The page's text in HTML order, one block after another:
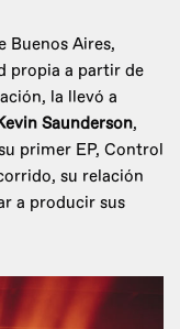
Buenos Aires,
propia a partir de
la llevó a
Saunderson,
primer EP, Control
su relación
a producir sus